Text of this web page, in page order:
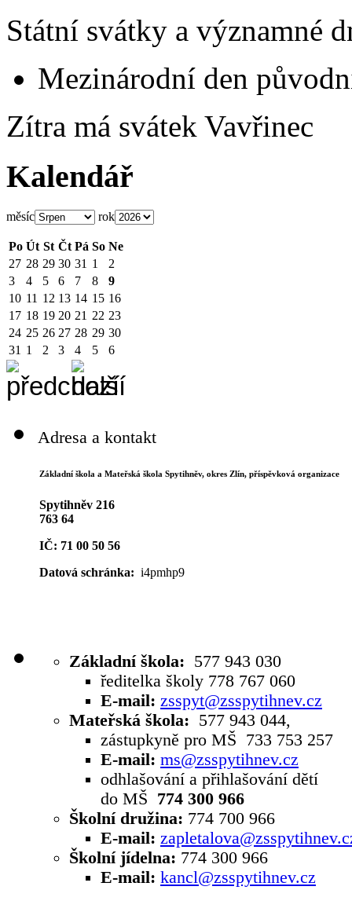
Státní svátky a významné
Mezinárodní den
Zítra má svátek Vavřinec
Kalendář
měsíc rok
Po Út St Čt Pá So Ne
27 28 29 30 31 1
2
3
4 5 6 7 8
9
10 11 12 13 14 15 16
17 18 19 20 21 22 23
24 25 26 27 28 29 30
31 1 2 3 4 5 6
Adresa a kontakt
Základní škola a Mateřská škola Spytihněv, okres Zlín, příspěvková organizace
Spytihněv 216
763 64
IČ: 71 00 50 56
Datová schránka: i4pmhp9
Základní škola: 577 943 030
ředitelka školy 778 767 060
E-mail: zsspyt@zsspytihnev.cz
Mateřská škola: 577 943 044,
zástupkyně pro MŠ 733 753 257
E-mail: ms@zsspytihnev.cz
odhlašování a přihlašování dětí
do MŠ 774 300 966
Školní družina: 774 700 966
E-mail:
Školní jídelna: 774 300 966
E-mail: kancl@zsspytihnev.cz